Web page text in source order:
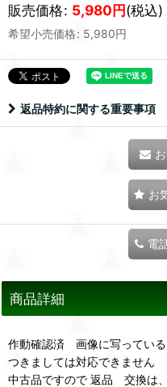
販売価格: 5,980円(税込)
希望小売価格: 5,980円
返品特約に関する重要事項
お
電
商品詳細
作動確認済 画像に写ってい
つきましては対応できません
中古品ですので 返品 交換は